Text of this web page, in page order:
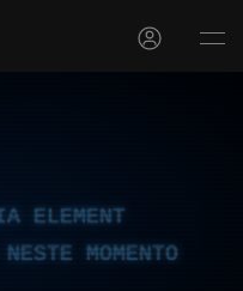
ELEMENT
MOMENTO